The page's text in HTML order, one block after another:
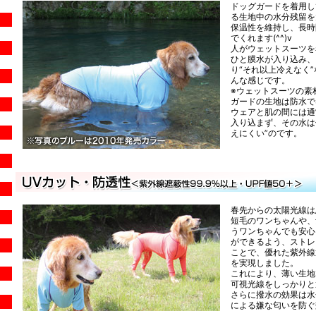
ドッグガードを着用
る生地中の水分残留
保温性を維持し、長
でくれます(^^)v
人がウェットスーツ
ひと膜水が入り込み
り“それ以上冷えなく
んな感じです。
※ウェットスーツの素
ガードの生地は防水
ウェアと肌の間には
入り込まず、その水
えにくい”のです。
春先からの太陽光線
短毛のワンちゃんや
うワンちゃんでも安
ができるよう、スト
ことで、優れた紫外
を実現しました。
これにより、薄い生
可視光線をしっかり
さらに撥水の効果は
による嫌な匂いを防